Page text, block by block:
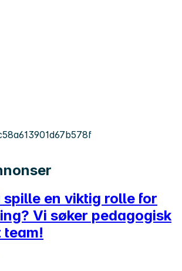
en viktig rolle for
Vi søker pedagogisk